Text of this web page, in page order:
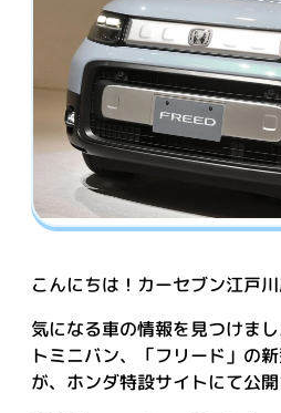
こんにちは！カーセブン江戸川
気になる車の情報を見つけま
トミニバン、「フリード」の
が、ホンダ特設サイトにて公